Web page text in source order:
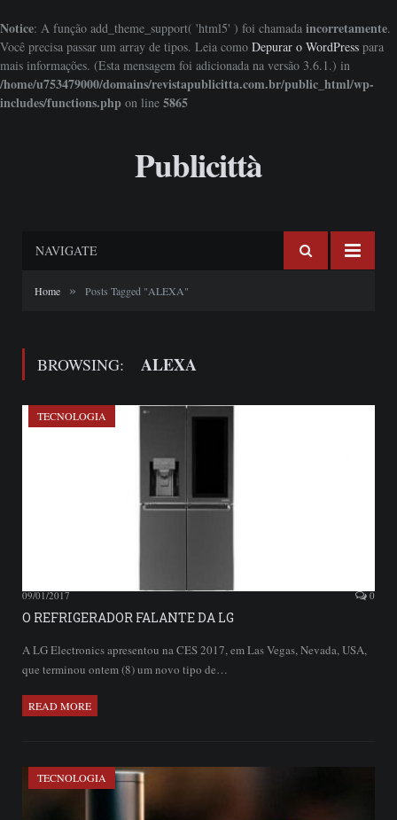
Notice: A função add_theme_support( 'html5' ) foi chamada incorretamente.
Você precisa passar um array de tipos. Leia como Depurar o WordPress para
mais informações. (Esta mensagem foi adicionada na versão 3.6.1.) in
/home/u753479000/domains/revistapublicitta.com.br/public_html/wp-
includes/functions.php on line 5865
Publicittà
NAVIGATE
Home » Posts Tagged "ALEXA"
BROWSING: ALEXA
TECNOLOGIA
09/01/2017 0
O REFRIGERADOR FALANTE DA LG
A LG Electronics apresentou na CES 2017, em Las Vegas, Nevada, USA,
que terminou ontem (8) um novo tipo de…
READ MORE
TECNOLOGIA